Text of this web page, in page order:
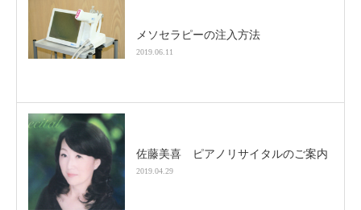
メソセラピーの注入方法
2019.06.11
佐藤美喜 ピアノリサイタルのご案内
2019.04.29